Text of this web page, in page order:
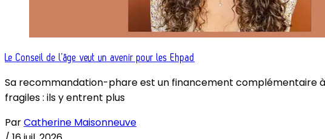
Le Conseil de l’âge veut un avenir pour les Ehpad
Sa recommandation-phare est un financement complémentaire à
fragiles : ils y entrent plus
ParCatherine Maisonneuve